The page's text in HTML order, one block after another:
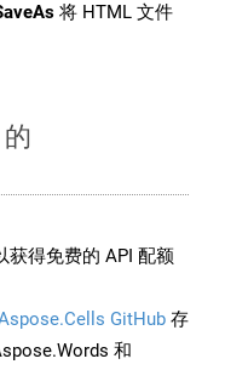
将 HTML 文件
获得免费的 API 配额
GitHub 存
和